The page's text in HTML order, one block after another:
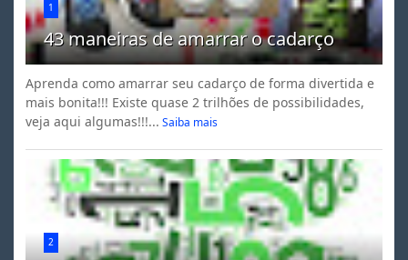
1
43 maneiras de amarrar o cadarço
Aprenda como amarrar seu cadarço de forma divertida e
mais bonita!!! Existe quase 2 trilhões de possibilidades,
veja aqui algumas!!!... Saiba mais
2